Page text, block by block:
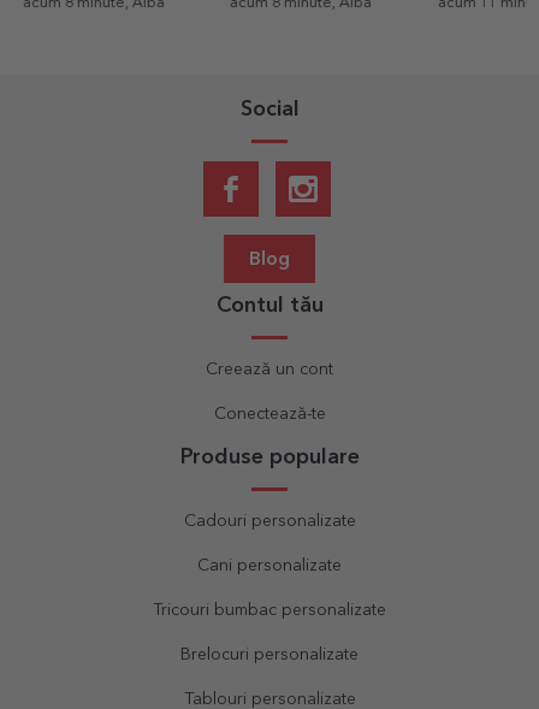
Social
Blog
Contul tău
Creează un cont
Conectează-te
Produse populare
Cadouri personalizate
Cani personalizate
Tricouri bumbac personalizate
Brelocuri personalizate
Tablouri personalizate